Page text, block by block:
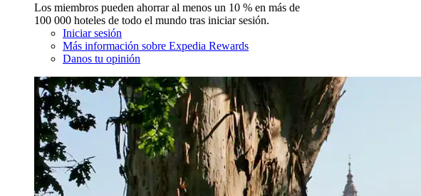
Los miembros pueden ahorrar al menos un 10 % en más de
100 000 hoteles de todo el mundo tras iniciar sesión.
Iniciar sesión
Más información sobre Expedia Rewards
Danos tu opinión